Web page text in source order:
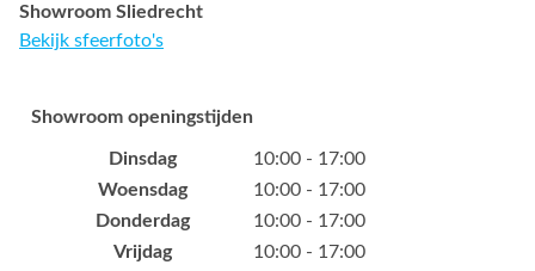
Showroom Sliedrecht
Bekijk sfeerfoto's
Showroom openingstijden
Dinsdag
10:00 - 17:00
Woensdag
10:00 - 17:00
Donderdag
10:00 - 17:00
Vrijdag
10:00 - 17:00